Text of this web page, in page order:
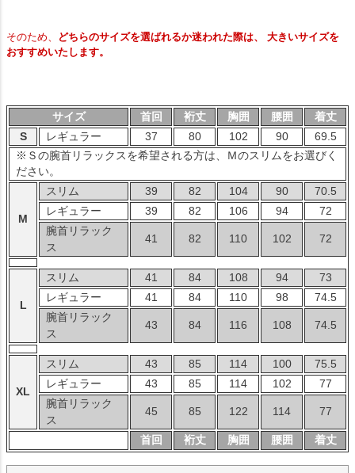
そのため、
どちらのサイズを選ばれるか迷われた際は、 大きいサイズを
おすすめいたします。
サイズ 首回 裄丈 胸囲 腰囲
着丈
S
レギュラー 37 80 102 90 69.5
※Ｓの腕首リラックスを希望される方は、Ｍのスリムをお選びく
ださい。
M
スリム 39 82 104 90
70.5
レギュラー
39 82 106 94
72
腕首リラック
ス
41 82 110 102 72
L
スリム 41 84 108 94
73
レギュラー
41 84 110 98
74.5
腕首リラック
ス
43 84 116 108 74.5
XL
スリム 43 85 114 100
75.5
レギュラー
43 85 114 102
77
腕首リラック
ス
45 85 122 114 77
首回 裄丈 胸囲 腰囲 着丈